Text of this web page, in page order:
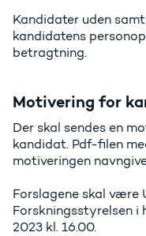
Kandidater uden
kandidatens
betragtning.
Motivering for
Der skal sendes en
kandidat. Pdf-filen
motiveringen
Forslagene skal være
Forskningsstyrelsen i
2023 kl. 16.00.